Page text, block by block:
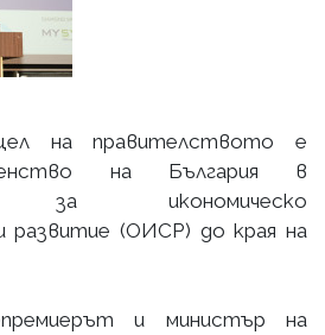
на правителството е
на България в
за икономическо
развитие (ОИСР) до края на
и министър на